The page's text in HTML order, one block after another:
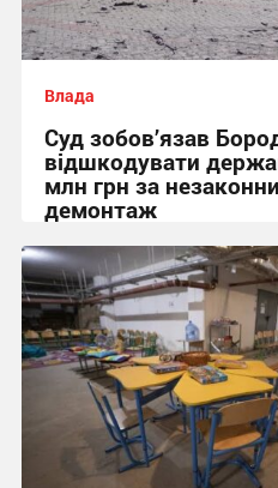
Влада
Суд зобов’язав
відшкодувати
млн грн за
демонтаж
16:41 вчора